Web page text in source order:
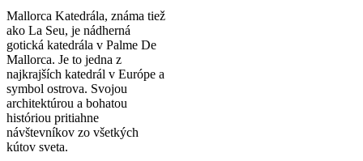
Mallorca Katedrála, známa tiež
ako La Seu, je nádherná
gotická katedrála v Palme De
Mallorca. Je to jedna z
najkrajších katedrál v Európe a
symbol ostrova. Svojou
architektúrou a bohatou
históriou pritiahne
návštevníkov zo všetkých
kútov sveta.